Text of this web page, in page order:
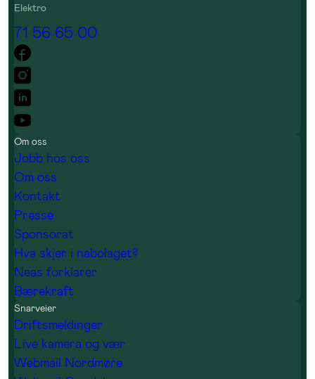
Elektro
71 56 65 00
Om oss
Jobb hos oss
Om oss
Kontakt
Presse
Sponsorat
Hva skjer i nabolaget?
Neas forklarer
Bærekraft
Snarveier
Driftsmeldinger
Live kamera og vær
Webmail Nordmøre